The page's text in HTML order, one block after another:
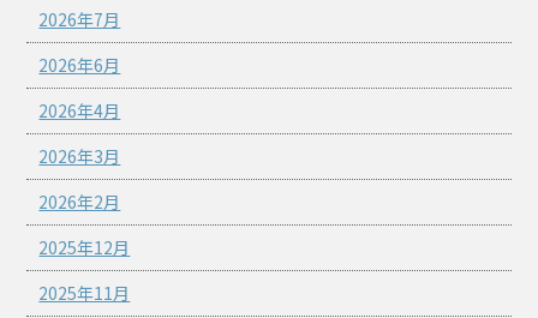
2026年7月
2026年6月
2026年4月
2026年3月
2026年2月
2025年12月
2025年11月